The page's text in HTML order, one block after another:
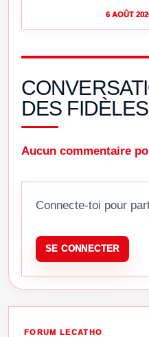
6 AOÛT
DES FIDÈLES
Aucun commentaire
Connecte-toi pour
SE CONNECTER
FORUM LECATHO